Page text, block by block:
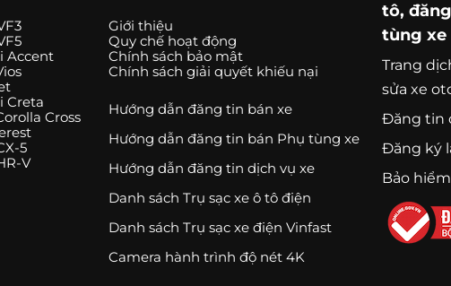
Accent
Creta
Cross
5
V
Giới thiệu
Quy chế hoạt động
Chính sách bảo mật
Chính sách giải quyết khiếu nại
Hướng dẫn đăng tin bán xe
Hướng dẫn đăng tin bán Phụ tùng xe
Hướng dẫn đăng tin dịch vụ xe
Danh sách Trụ sạc xe ô tô điện
Danh sách Trụ sạc xe điện Vinfast
Camera hành trình độ nét 4K
tô,
tùng xe
Trang
sửa xe
Đăng tin
Đăng ký
Bảo